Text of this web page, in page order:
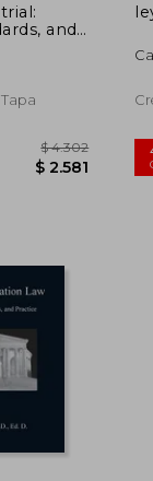
and
Tapa